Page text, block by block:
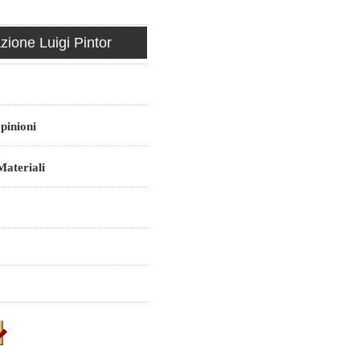
Luigi Pintor